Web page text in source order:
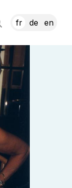
fr de en